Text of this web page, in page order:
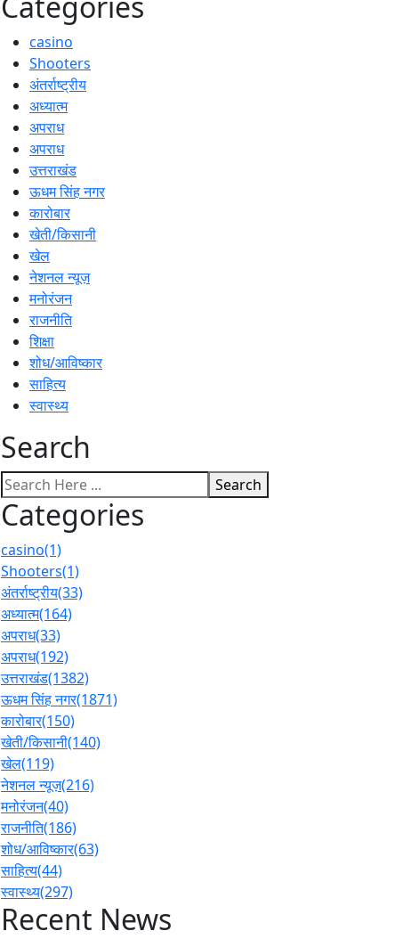
casino
Shooters
अंतर्राष्ट्रीय
अध्यात्म
अपराध
अपराध
उत्तराखंड
ऊधम सिंह नगर
कारोबार
खेती/किसानी
खेल
नेशनल न्यूज़
मनोरंजन
राजनीति
शिक्षा
शोध/आविष्कार
साहित्य
स्वास्थ्य
Search
Search
Categories
casino(1)
Shooters(1)
अंतर्राष्ट्रीय(33)
अध्यात्म(164)
अपराध(33)
अपराध(192)
उत्तराखंड(1382)
ऊधम सिंह नगर(1871)
कारोबार(150)
खेती/किसानी(140)
खेल(119)
नेशनल न्यूज़(216)
मनोरंजन(40)
राजनीति(186)
शोध/आविष्कार(63)
साहित्य(44)
स्वास्थ्य(297)
Recent News